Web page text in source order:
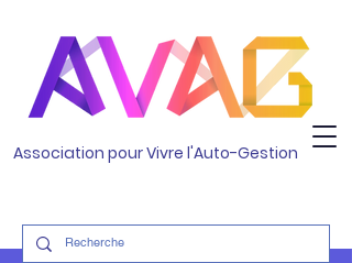
Association pour Vivre l'Auto-Gestion